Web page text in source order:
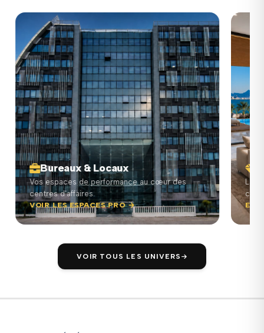
Bureaux & Locaux
Vos espaces de performance au cœur des
centres d'affaires.
VOIR LES ESPACES PRO →
VOIR TOUS LES UNIVERS